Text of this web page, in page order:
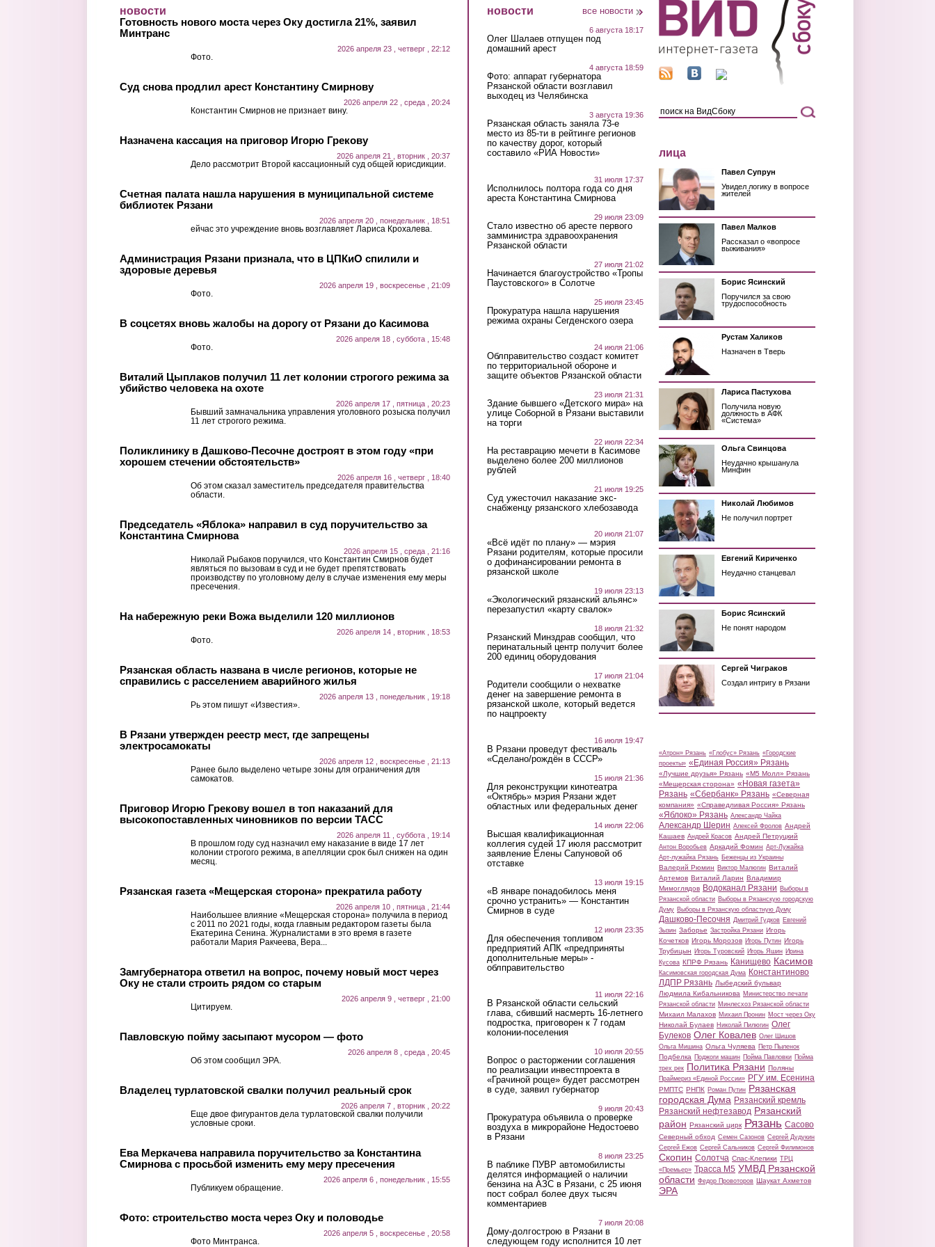
новости
Готовность нового моста через Оку достигла 21%, заявил
Минтранс
2026 апреля 23 , четверг , 22:12
Фото.
Суд снова продлил арест Константину Смирнову
2026 апреля 22 , среда , 20:24
Константин Смирнов не признает вину.
Назначена кассация на приговор Игорю Грекову
2026 апреля 21 , вторник , 20:37
Дело рассмотрит Второй кассационный суд общей юрисдикции.
Счетная палата нашла нарушения в муниципальной системе
библиотек Рязани
2026 апреля 20 , понедельник , 18:51
ейчас это учреждение вновь возглавляет Лариса Крохалева.
Администрация Рязани признала, что в ЦПКиО спилили и
здоровые деревья
2026 апреля 19 , воскресенье , 21:09
Фото.
В соцсетях вновь жалобы на дорогу от Рязани до Касимова
2026 апреля 18 , суббота , 15:48
Фото.
Виталий Цыплаков получил 11 лет колонии строгого режима за
убийство человека на охоте
2026 апреля 17 , пятница , 20:23
Бывший замначальника управления уголовного розыска получил
11 лет строгого режима.
Поликлинику в Дашково-Песочне достроят в этом году «при
хорошем стечении обстоятельств»
2026 апреля 16 , четверг , 18:40
Об этом сказал заместитель председателя правительства
области.
Председатель «Яблока» направил в суд поручительство за
Константина Смирнова
2026 апреля 15 , среда , 21:16
Николай Рыбаков поручился, что Константин Смирнов будет
являться по вызовам в суд и не будет препятствовать
производству по уголовному делу в случае изменения ему меры
пресечения.
На набережную реки Вожа выделили 120 миллионов
2026 апреля 14 , вторник , 18:53
Фото.
Рязанская область названа в числе регионов, которые не
справились с расселением аварийного жилья
2026 апреля 13 , понедельник , 19:18
Рь этом пишут «Известия».
В Рязани утвержден реестр мест, где запрещены
электросамокаты
2026 апреля 12 , воскресенье , 21:13
Ранее было выделено четыре зоны для ограничения для
самокатов.
Приговор Игорю Грекову вошел в топ наказаний для
высокопоставленных чиновников по версии ТАСС
2026 апреля 11 , суббота , 19:14
В прошлом году суд назначил ему наказание в виде 17 лет
колонии строгого режима, в апелляции срок был снижен на один
месяц.
Рязанская газета «Мещерская сторона» прекратила работу
2026 апреля 10 , пятница , 21:44
Наибольшее влияние «Мещерская сторона» получила в период
с 2011 по 2021 годы, когда главным редактором газеты была
Екатерина Сенина. Журналистами в это время в газете
работали Мария Ракчеева, Вера...
Замгубернатора ответил на вопрос, почему новый мост через
Оку не стали строить рядом со старым
2026 апреля 9 , четверг , 21:00
Цитируем.
Павловскую пойму засыпают мусором — фото
2026 апреля 8 , среда , 20:45
Об этом сообщил ЭРА.
Владелец турлатовской свалки получил реальный срок
2026 апреля 7 , вторник , 20:22
Еще двое фигурантов дела турлатовской свалки получили
условные сроки.
Ева Меркачева направила поручительство за Константина
Смирнова с просьбой изменить ему меру пресечения
2026 апреля 6 , понедельник , 15:55
Публикуем обращение.
Фото: строительство моста через Оку и половодье
2026 апреля 5 , воскресенье , 20:58
Фото Минтранса.
новости все новости
6 августа 18:17
Олег Шалаев отпущен под
домашний арест
4 августа 18:59
Фото: аппарат губернатора
Рязанской области возглавил
выходец из Челябинска
3 августа 19:36
Рязанская область заняла 73-е
место из 85-ти в рейтинге регионов
по качеству дорог, который
составило «РИА Новости»
31 июля 17:37
Исполнилось полтора года со дня
ареста Константина Смирнова
29 июля 23:09
Стало известно об аресте первого
замминистра здравоохранения
Рязанской области
27 июля 21:02
Начинается благоустройство «Тропы
Паустовского» в Солотче
25 июля 23:45
Прокуратура нашла нарушения
режима охраны Сегденского озера
24 июля 21:06
Облправительство создаст комитет
по территориальной обороне и
защите объектов Рязанской области
23 июля 21:31
Здание бывшего «Детского мира» на
улице Соборной в Рязани выставили
на торги
22 июля 22:34
На реставрацию мечети в Касимове
выделено более 200 миллионов
рублей
21 июля 19:25
Суд ужесточил наказание экс-
снабженцу рязанского хлебозавода
20 июля 21:07
«Всё идёт по плану» — мэрия
Рязани родителям, которые просили
о дофинансировании ремонта в
рязанской школе
19 июля 23:13
«Экологический рязанский альянс»
перезапустил «карту свалок»
18 июля 21:32
Рязанский Минздрав сообщил, что
перинатальный центр получит более
200 единиц оборудования
17 июля 21:04
Родители сообщили о нехватке
денег на завершение ремонта в
рязанской школе, который ведется
по нацпроекту
16 июля 19:47
В Рязани проведут фестиваль
«Сделано/рождён в СССР»
15 июля 21:36
Для реконструкции кинотеатра
«Октябрь» мэрия Рязани ждет
областных или федеральных денег
14 июля 22:06
Высшая квалификационная
коллегия судей 17 июля рассмотрит
заявление Елены Сапуновой об
отставке
13 июля 19:15
«В январе понадобилось меня
срочно устранить» — Константин
Смирнов в суде
12 июля 23:35
Для обеспечения топливом
предприятий АПК «предприняты
дополнительные меры» -
облправительство
11 июля 22:16
В Рязанской области сельский
глава, сбивший насмерть 16-летнего
подростка, приговорен к 7 годам
колонии-поселения
10 июля 20:55
Вопрос о расторжении соглашения
по реализации инвестпроекта в
«Грачиной роще» будет рассмотрен
в суде, заявил губернатор
9 июля 20:43
Прокуратура объявила о проверке
воздуха в микрорайоне Недостоево
в Рязани
8 июля 23:25
В паблике ПУВР автомобилисты
делятся информацией о наличии
бензина на АЗС в Рязани, с 25 июня
пост собрал более двух тысяч
комментариев
7 июля 20:08
Дому-долгострою в Рязани в
следующем году исполнится 10 лет
лица
Павел Супрун
Увидел логику в вопросе
жителей
Павел Малков
Рассказал о «вопросе
выживания»
Борис Ясинский
Поручился за свою
трудоспособность
Рустам Халиков
Назначен в Тверь
Лариса Пастухова
Получила новую
должность в АФК
«Система»
Ольга Свинцова
Неудачно крышанула
Минфин
Николай Любимов
Не получил портрет
Евгений Кириченко
Неудачно станцевал
Борис Ясинский
Не понят народом
Сергей Чиграков
Создал интригу в Рязани
«Атрон» Рязань «Глобус» Рязань «Городские
проекты» «Единая Россия» Рязань
«Лучшие друзья» Рязань «М5 Молл» Рязань
«Мещерская сторона» «Новая газета»
Рязань «Сбербанк» Рязань «Северная
компания» «Справедливая Россия» Рязань
«Яблоко» Рязань Александр Чайка
Александр Шерин Алексей Фролов Андрей
Кашаев Андрей Красов Андрей Петруцкий
Антон Воробьев Аркадий Фомин Арт-Лужайка
Арт-лужайка Рязань Беженцы из Украины
Валерий Рюмин Виктор Малюгин Виталий
Артемов Виталий Ларин Владимир
Мимоглядов Водоканал Рязани Выборы в
Рязанской области Выборы в Рязанскую городскую
Думу Выборы в Рязанскую областную Думу
Дашково-Песочня Дмитрий Гудков Евгений
Зызин Заборье Застройка Рязани Игорь
Кочетков Игорь Морозов Игорь Путин Игорь
Трубицын Игорь Туровский Игорь Яшин Ирина
Кусова КПРФ Рязань Канищево Касимов
Касимовская городская Дума Константиново
ЛДПР Рязань Лыбедский бульвар
Людмила Кибальникова Министерство печати
Рязанской области Минлесхоз Рязанской области
Михаил Малахов Михаил Пронин Мост через Оку
Николай Булаев Николай Пилюгин Олег
Булеков Олег Ковалев Олег Шишов
Ольга Мишина Ольга Чуляева Петр Пыленок
Подбелка Поджоги машин Пойма Павловки Пойма
трех рек Политика Рязани Поляны
Праймериз «Единой России» РГУ им. Есенина
РМПТС РНПК Роман Путин Рязанская
городская Дума Рязанский кремль
Рязанский нефтезавод Рязанский
район Рязанский цирк Рязань Сасово
Северный обход Семен Сазонов Сергей Дудукин
Сергей Ежов Сергей Сальников Сергей Филимонов
Скопин Солотча Спас-Клепики ТРЦ
«Премьер» Трасса М5 УМВД Рязанской
области Федор Провоторов Шаукат Ахметов
ЭРА